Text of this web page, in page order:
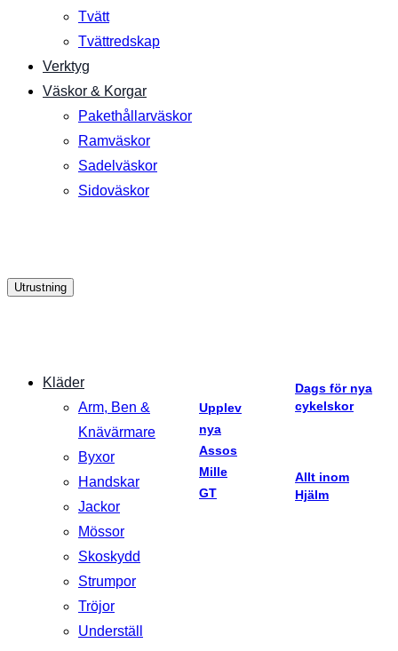
Tvätt
Tvättredskap
Verktyg
Väskor & Korgar
Pakethållarväskor
Ramväskor
Sadelväskor
Sidoväskor
Utrustning
Kläder
Arm, Ben &
Knävärmare
Byxor
Handskar
Jackor
Mössor
Skoskydd
Strumpor
Tröjor
Underställ
Upplev
nya
Assos
Mille
GT
Dags för nya
cykelskor
Allt inom
Hjälm